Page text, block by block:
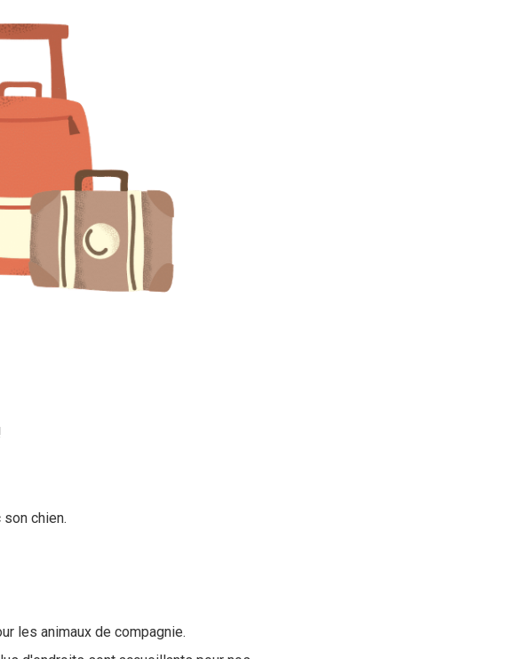
chien.
les animaux de compagnie.